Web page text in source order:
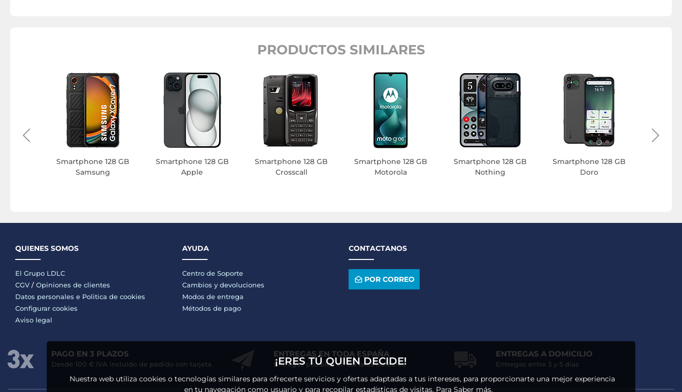
PRODUCTOS SIMILARES
Smartphone 128 GB
Samsung
Smartphone 128 GB
Apple
Smartphone 128 GB
Crosscall
Smartphone 128 GB
Motorola
Smartphone 128 GB
Nothing
Smartphone 128 GB
Doro
QUIENES SOMOS
El Grupo LDLC
CGV / Opiniones de clientes
Datos personales e Politica de cookies
Configurar cookies
Aviso legal
AYUDA
Centro de Soporte
Cambios y devoluciones
Modos de entrega
Métodos de pago
CONTACTANOS
POR CORREO
PAGO EN 3 PLAZOS
Desde 100 € IVA incluido de pedido con tarjeta
ENTREGAS EN TODA ESPAÑA
Entregas posibles en las Islas Baleares
ENTREGAS A DOMICILIO
Entregas entre 3 y 5 días
¡ERES TÚ QUIEN DECIDE!
Nuestra web utiliza cookies o tecnologías similares para ofrecerte servicios y ofertas adaptadas a tus intereses, para proporcionarte una mejor experiencia
en tu navegación como usuario y para recopilar estadísticas de visitas. Para Saber más.